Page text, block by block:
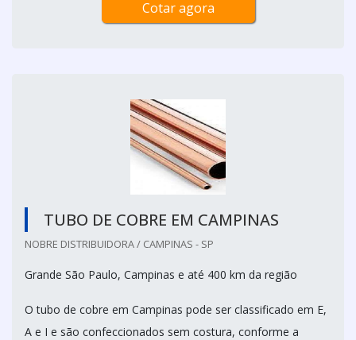
Cotar agora
TUBO DE COBRE EM CAMPINAS
NOBRE DISTRIBUIDORA / CAMPINAS - SP
Grande São Paulo, Campinas e até 400 km da região
O tubo de cobre em Campinas pode ser classificado em E,
A e I e são confeccionados sem costura, conforme a